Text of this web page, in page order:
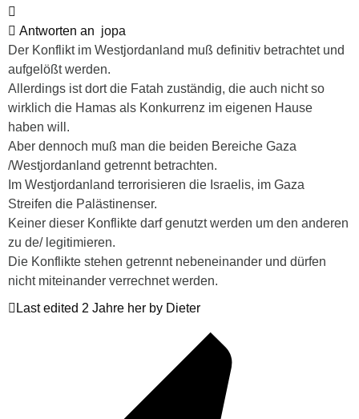
Antworten an jopa
Der Konflikt im Westjordanland muß definitiv betrachtet und
aufgelößt werden.
Allerdings ist dort die Fatah zuständig, die auch nicht so
wirklich die Hamas als Konkurrenz im eigenen Hause
haben will.
Aber dennoch muß man die beiden Bereiche Gaza
/Westjordanland getrennt betrachten.
Im Westjordanland terrorisieren die Israelis, im Gaza
Streifen die Palästinenser.
Keiner dieser Konflikte darf genutzt werden um den anderen
zu de/ legitimieren.
Die Konflikte stehen getrennt nebeneinander und dürfen
nicht miteinander verrechnet werden.
Last edited 2 Jahre her by Dieter